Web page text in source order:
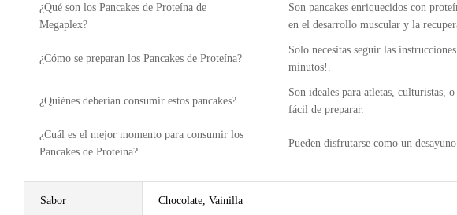
¿Qué son los Pancakes de Proteína de
Megaplex?
Son pancakes enriquecidos con
en el desarrollo muscular y la
¿Cómo se preparan los Pancakes de Proteína?
Solo necesitas seguir las
minutos!.
¿Quiénes deberían consumir estos pancakes?
Son ideales para atletas, culturistas,
fácil de preparar.
¿Cuál es el mejor momento para consumir los
Pancakes de Proteína?
Pueden disfrutarse como un
Sabor Chocolate, Vainilla